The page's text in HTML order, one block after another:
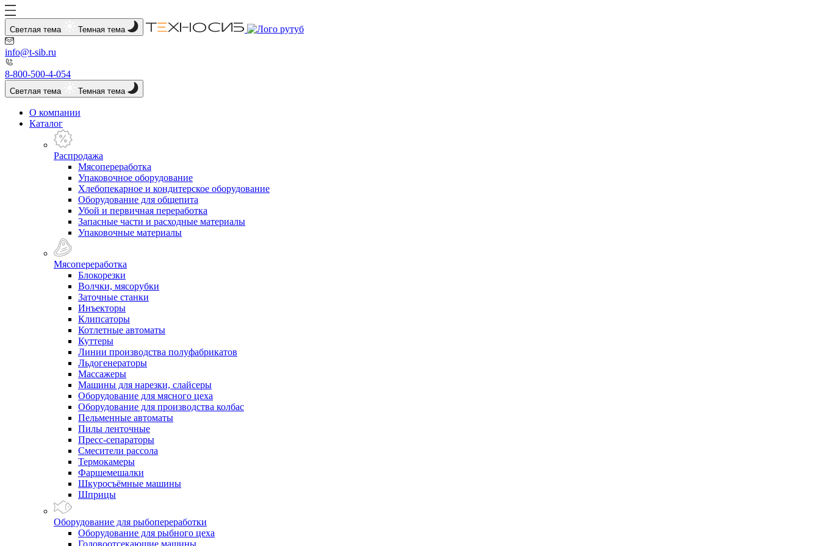
Светлая тема Темная тема
info@t-sib.ru
8-800-500-4-054
Светлая тема Темная тема
О компании
Каталог
Распродажа
Мясопереработка
Упаковочное оборудование
Хлебопекарное и кондитерское оборудование
Оборудование для общепита
Убой и первичная переработка
Запасные части и расходные материалы
Упаковочные материалы
Мясопереработка
Блокорезки
Волчки, мясорубки
Заточные станки
Инъекторы
Клипсаторы
Котлетные автоматы
Куттеры
Линии производства полуфабрикатов
Льдогенераторы
Массажеры
Машины для нарезки, слайсеры
Оборудование для мясного цеха
Оборудование для производства колбас
Пельменные автоматы
Пилы ленточные
Пресс-сепараторы
Смесители рассола
Термокамеры
Фаршемешалки
Шкуросъёмные машины
Шприцы
Оборудование для рыбопереработки
Оборудование для рыбного цеха
Головоотсекающие машины